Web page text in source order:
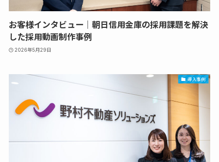
お客様インタビュー｜朝日信用金庫の採用課題を解決
した採用動画制作事例
2026年5月29日
導入事例